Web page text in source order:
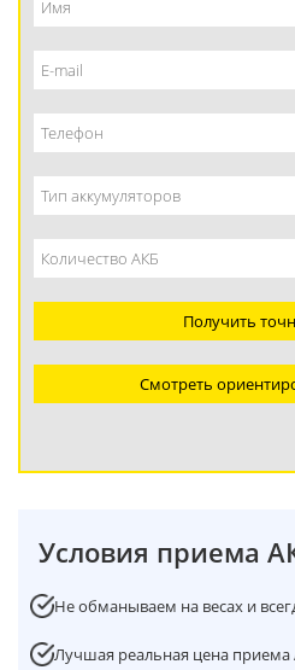
Получить
Смотреть
Условия приема
Не обманываем на весах и
Лучшая реальная цена